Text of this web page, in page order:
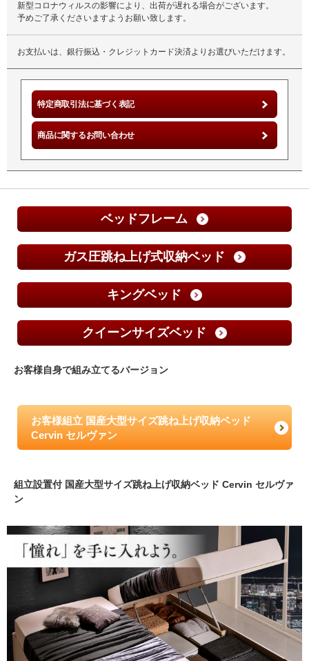
新型コロナウィルスの影響により、出荷が遅れる場合がございます。
予めご了承くださいますようお願い致します。
お支払いは、銀行振込・クレジットカード決済よりお選びいただけます。
特定商取引法に基づく表記
商品に関するお問い合わせ
ベッドフレーム
ガス圧跳ね上げ式収納ベッド
キングベッド
クイーンサイズベッド
お客様自身で組み立てるバージョン
お客様組立 国産大型サイズ跳ね上げ収納ベッド
Cervin セルヴァン
組立設置付 国産大型サイズ跳ね上げ収納ベッド Cervin セルヴァ
ン